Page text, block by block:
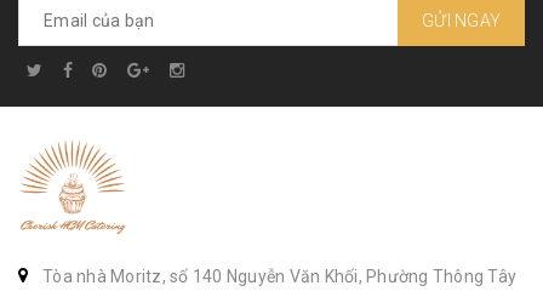
GỬI NGAY
Tòa nhà Moritz, số 140 Nguyễn Văn Khối, Phường Thông Tây